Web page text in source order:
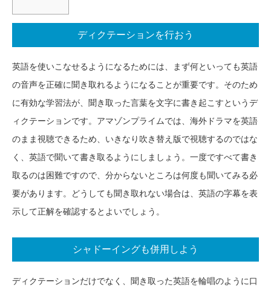
ディクテーションを行おう
英語を使いこなせるようになるためには、まず何といっても英語
の音声を正確に聞き取れるようになることが重要です。そのため
に有効な学習法が、聞き取った言葉を文字に書き起こすというデ
ィクテーションです。アマゾンプライムでは、海外ドラマを英語
のまま視聴できるため、いきなり吹き替え版で視聴するのではな
く、英語で聞いて書き取るようにしましょう。一度ですべて書き
取るのは困難ですので、分からないところは何度も聞いてみる必
要があります。どうしても聞き取れない場合は、英語の字幕を表
示して正解を確認するとよいでしょう。
シャドーイングも併用しよう
ディクテーションだけでなく、聞き取った英語を輪唱のように口